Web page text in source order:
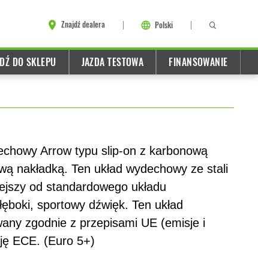
Znajdź dealera Polski
DO SKLEPU JAZDA TESTOWA FINANSOWANIE
Arrow typu slip-on z karbonową
nakładką. Ten układ wydechowy ze stali
od standardowego układu
sportowy dźwięk. Ten układ
zgodnie z przepisami UE (emisje i
ECE. (Euro 5+)